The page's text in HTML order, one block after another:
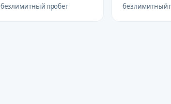
безлимитный пробег безлимитный